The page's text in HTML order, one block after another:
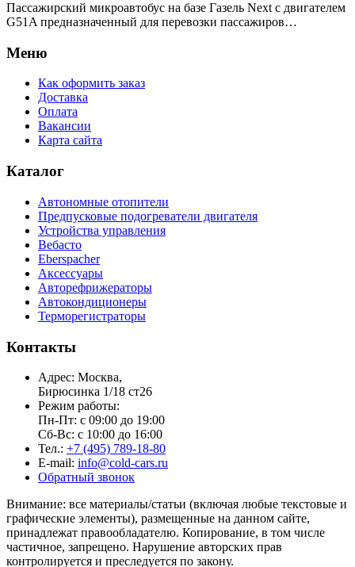
Пассажирский микроавтобус на базе Газель Next с двигателем
G51A предназначенный для перевозки пассажиров…
Меню
Как оформить заказ
Доставка
Оплата
Вакансии
Карта сайта
Каталог
Автономные отопители
Предпусковые подогреватели двигателя
Устройства управления
Вебасто
Eberspacher
Аксессуары
Авторефрижераторы
Автокондиционеры
Терморегистраторы
Контакты
Адрес: Москва,
Бирюсинка 1/18 ст26 ​
Режим работы:
Пн-Пт: с 09:00 до 19:00
Сб-Вс: с 10:00 до 16:00
Тел.: +7 (495) 789-18-80
E-mail: info@cold-cars.ru
Обратный звонок
Внимание: все материалы/статьи (включая любые текстовые и
графические элементы), размещенные на данном сайте,
принадлежат правообладателю. Копирование, в том числе
частичное, запрещено. Нарушение авторских прав
контролируется и преследуется по закону.